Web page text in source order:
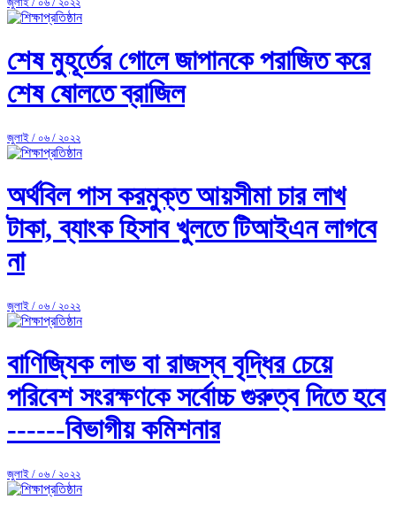
শেষ মুহূর্তের গোলে জাপানকে পরাজিত করে
শেষ ষোলতে ব্রাজিল
জুলাই / ০৬ / ২০২২
অর্থবিল পাস করমুক্ত আয়সীমা চার লাখ
টাকা, ব্যাংক হিসাব খুলতে টিআইএন লাগবে
না
জুলাই / ০৬ / ২০২২
বাণিজ্যিক লাভ বা রাজস্ব বৃদ্ধির চেয়ে
পরিবেশ সংরক্ষণকে সর্বোচ্চ গুরুত্ব দিতে হবে
------বিভাগীয় কমিশনার
জুলাই / ০৬ / ২০২২